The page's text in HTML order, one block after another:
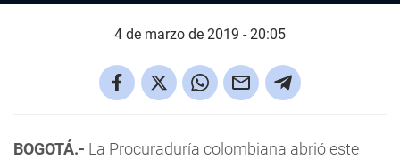
4 de marzo de 2019 - 20:05
BOGOTÁ.- La Procuraduría colombiana abrió este